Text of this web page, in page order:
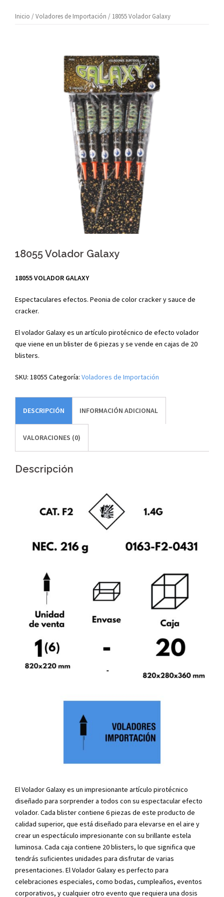
Inicio /Voladores de Importación / 18055 Volador Galaxy
18055 Volador Galaxy
18055 VOLADOR GALAXY
Espectaculares efectos. Peonia de color cracker y sauce de
cracker.
El volador Galaxy es un artículo pirotécnico de efecto volador
que viene en un blister de 6 piezas y se vende en cajas de 20
blisters.
SKU: 18055 Categoría: Voladores de Importación
DESCRIPCIÓN INFORMACIÓN ADICIONAL
VALORACIONES (0)
Descripción
El Volador Galaxy es un impresionante artículo pirotécnico
diseñado para sorprender a todos con su espectacular efecto
volador. Cada blister contiene 6 piezas de este producto de
calidad superior, que está diseñado para elevarse en el aire y
crear un espectáculo impresionante con su brillante estela
luminosa. Cada caja contiene 20 blisters, lo que significa que
tendrás suficientes unidades para disfrutar de varias
presentaciones. El Volador Galaxy es perfecto para
celebraciones especiales, como bodas, cumpleaños, eventos
corporativos, y cualquier otro evento que requiera una dosis